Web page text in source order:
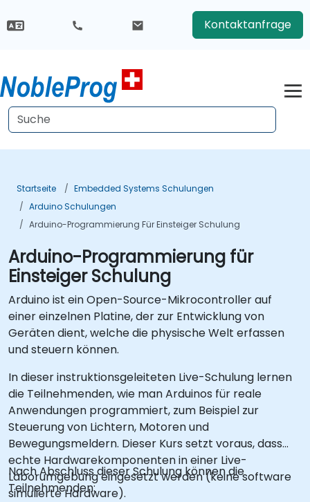
Kontaktanfrage
Startseite
Embedded Systems Schulungen
Arduino Schulungen
Arduino-Programmierung Für Einsteiger Schulung
Arduino-Programmierung für
Einsteiger Schulung
Arduino ist ein Open-Source-Mikrocontroller auf
einer einzelnen Platine, der zur Entwicklung von
Geräten dient, welche die physische Welt erfassen
und steuern können.
In dieser instruktionsgeleiteten Live-Schulung lernen
die Teilnehmenden, wie man Arduinos für reale
Anwendungen programmiert, zum Beispiel zur
Steuerung von Lichtern, Motoren und
Bewegungsmeldern. Dieser Kurs setzt voraus, dass
echte Hardwarekomponenten in einer Live-
Laborumgebung eingesetzt werden (keine software
simulierte Hardware).
Nach Abschluss dieser Schulung können die
Teilnehmenden: